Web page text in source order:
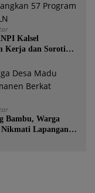
Kalsel
Kerja dan Soroti
Bambu, Warga
Lapangan